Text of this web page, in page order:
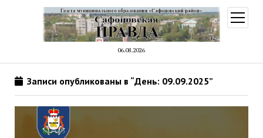
06.08.2026
меню
Записи опубликованы в “День: 09.09.2025”